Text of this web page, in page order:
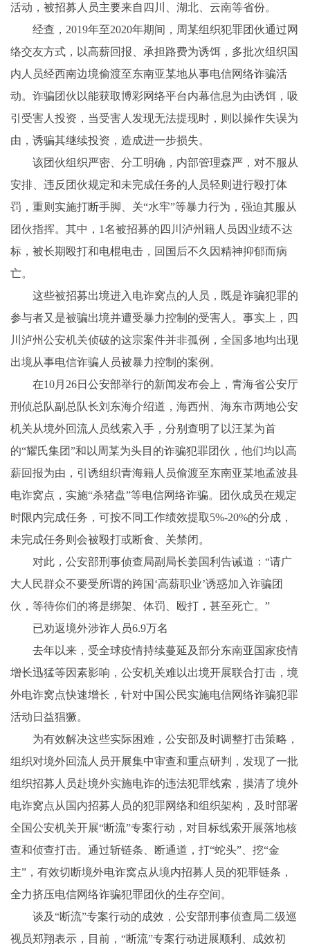
活动，被招募人员主要来自四川、湖北、云南等省份。
经查，2019年至2020年期间，周某组织犯罪团伙通过网
络交友方式，以高薪回报、承担路费为诱饵，多批次组织国
内人员经西南边境偷渡至东南亚某地从事电信网络诈骗活
动。诈骗团伙以能获取博彩网络平台内幕信息为由诱饵，吸
引受害人投资，当受害人发现无法提现时，则以操作失误为
由，诱骗其继续投资，造成进一步损失。
该团伙组织严密、分工明确，内部管理森严，对不服从
安排、违反团伙规定和未完成任务的人员轻则进行殴打体
罚，重则实施打断手脚、关“水牢”等暴力行为，强迫其服从
团伙指挥。其中，1名被招募的四川泸州籍人员因业绩不达
标，被长期殴打和电棍电击，回国后不久因精神抑郁而病
亡。
这些被招募出境进入电诈窝点的人员，既是诈骗犯罪的
参与者又是被骗出境并遭受暴力控制的受害人。事实上，四
川泸州公安机关侦破的这宗案件并非孤例，全国多地均出现
出境从事电信诈骗人员被暴力控制的案例。
在10月26日公安部举行的新闻发布会上，青海省公安厅
刑侦总队副总队长刘东海介绍道，海西州、海东市两地公安
机关从境外回流人员线索入手，分别查明了以汪某为首
的“耀氏集团”和以周某为头目的诈骗犯罪团伙，他们均以高
薪回报为由，引诱组织青海籍人员偷渡至东南亚某地孟波县
电诈窝点，实施“杀猪盘”等电信网络诈骗。团伙成员在规定
时限内完成任务，可按不同工作绩效提取5%-20%的分成，
未完成任务则会被殴打或断食、关禁闭。
对此，公安部刑事侦查局副局长姜国利告诫道：“请广
大人民群众不要受所谓的跨国‘高薪职业’诱惑加入诈骗团
伙，等待你们的将是绑架、体罚、殴打，甚至死亡。”
已劝返境外涉诈人员6.9万名
去年以来，受全球疫情持续蔓延及部分东南亚国家疫情
增长迅猛等因素影响，公安机关难以出境开展联合打击，境
外电诈窝点快速增长，针对中国公民实施电信网络诈骗犯罪
活动日益猖獗。
为有效解决这些实际困难，公安部及时调整打击策略，
组织对境外回流人员开展集中审查和重点研判，发现了一批
组织招募人员赴境外实施电诈的违法犯罪线索，摸清了境外
电诈窝点从国内招募人员的犯罪网络和组织架构，及时部署
全国公安机关开展“断流”专案行动，对目标线索开展落地核
查和侦查打击。通过斩链条、断通道，打“蛇头”、挖“金
主”，有效切断境外电诈窝点从境内招募人员的犯罪链条，
全力挤压电信网络诈骗犯罪团伙的生存空间。
谈及“断流”专案行动的成效，公安部刑事侦查局二级巡
视员郑翔表示，目前，“断流”专案行动进展顺利、成效初